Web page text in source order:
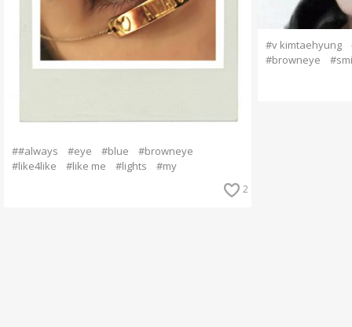
##always #eye #blue
#browneye
#like4like
#like me #lights #my
2
#v kimtaehyung
#browneye